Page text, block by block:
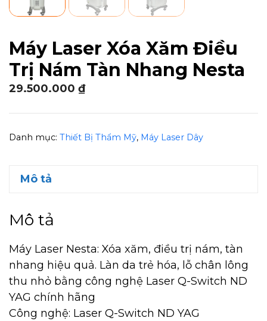
Máy Laser Xóa Xăm Điều
Trị Nám Tàn Nhang Nesta
29.500.000 ₫
Danh mục: Thiết Bị Thẩm Mỹ, Máy Laser Dây
Mô tả
Mô tả
Máy Laser Nesta: Xóa xăm, điều trị nám, tàn
nhang hiệu quả. Làn da trẻ hóa, lỗ chân lông
thu nhỏ bằng công nghệ Laser Q-Switch ND
YAG chính hãng
Công nghệ: Laser Q-Switch ND YAG